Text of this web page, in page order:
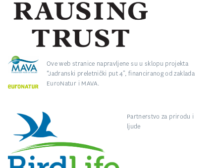
Ove web stranice napravljene su u sklopu projekta
“Jadranski preletnički put 4”, financiranog od zaklada
EuroNatur i MAVA.
Partnerstvo za prirodu i
ljude